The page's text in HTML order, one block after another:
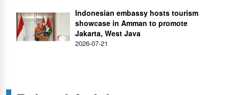
Indonesian embassy hosts tourism
showcase in Amman to promote
Jakarta, West Java
2026-07-21